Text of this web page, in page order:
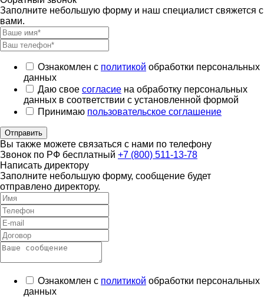
Заполните небольшую форму и наш специалист свяжется с
вами.
Ознакомлен с политикой обработки персональных
данных
Даю свое согласие на обработку персональных
данных в соответствии с установленной формой
Принимаю пользовательское соглашение
Отправить
Вы также можете связаться с нами по телефону
Звонок по РФ бесплатный +7 (800) 511-13-78
Написать директору
Заполните небольшую форму, сообщение будет
отправлено директору.
Ознакомлен с политикой обработки персональных
данных